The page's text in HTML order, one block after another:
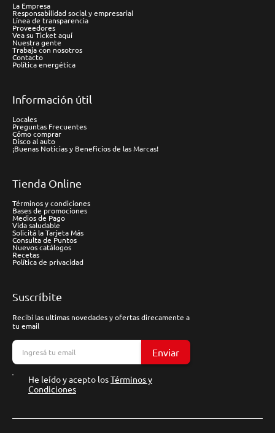
La Empresa
Responsabilidad social y empresarial
Línea de transparencia
Proveedores
Vea su Ticket aquí
Nuestra gente
Trabaja con nosotros
Contacto
Política energética
Información útil
Locales
Preguntas Frecuentes
Cómo comprar
Disco al auto
¡Buenas Noticias y Beneficios de las Marcas!
Tienda Online
Términos y condiciones
Bases de promociones
Medios de Pago
Vida saludable
Solicitá la Tarjeta Más
Consulta de Puntos
Nuevos catálogos
Recetas
Política de privacidad
Suscríbite
Recibí las ultimas novedades y ofertas direcamente a
tu email
Enviar
He leído y acepto losTérminos y
Condiciones